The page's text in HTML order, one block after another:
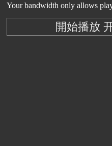
Your bandwidth only allows
開始播放